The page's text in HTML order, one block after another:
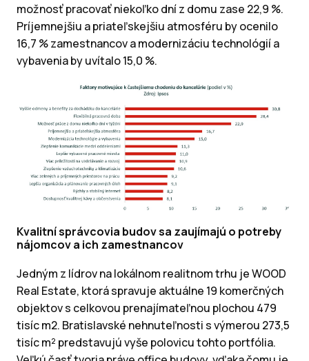
možnosť pracovať niekoľko dní z domu zase 22,9 %.
Príjemnejšiu a priateľskejšiu atmosféru by ocenilo
16,7 % zamestnancov a modernizáciu technológií a
vybavenia by uvítalo 15,0 %.
Kvalitní správcovia budov sa zaujímajú o potreby
nájomcov a ich zamestnancov
Jedným z lídrov na lokálnom realitnom trhu je WOOD
Real Estate, ktorá spravuje aktuálne 19 komerčných
objektov s celkovou prenajímateľnou plochou 479
tisíc m2. Bratislavské nehnuteľnosti s výmerou 273,5
tisíc m² predstavujú vyše polovicu tohto portfólia.